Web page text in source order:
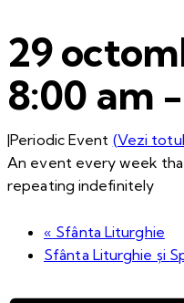
29
8:00 am
|Periodic Event (Vezi
An event every week
repeating indefinitely
« Sfânta Liturghie
Sfânta Liturghie și